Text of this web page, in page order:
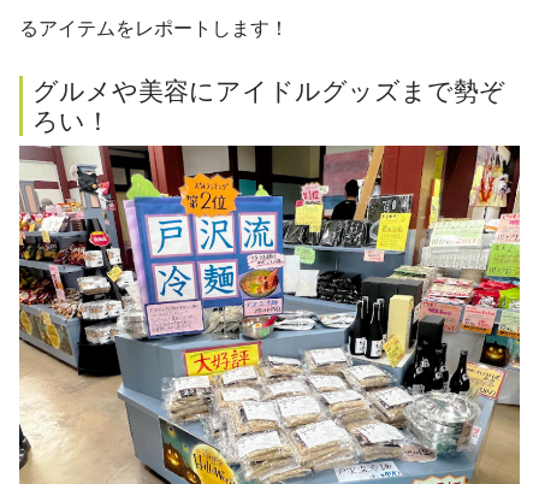
るアイテムをレポートします！
グルメや美容にアイドルグッズまで勢ぞ
ろい！